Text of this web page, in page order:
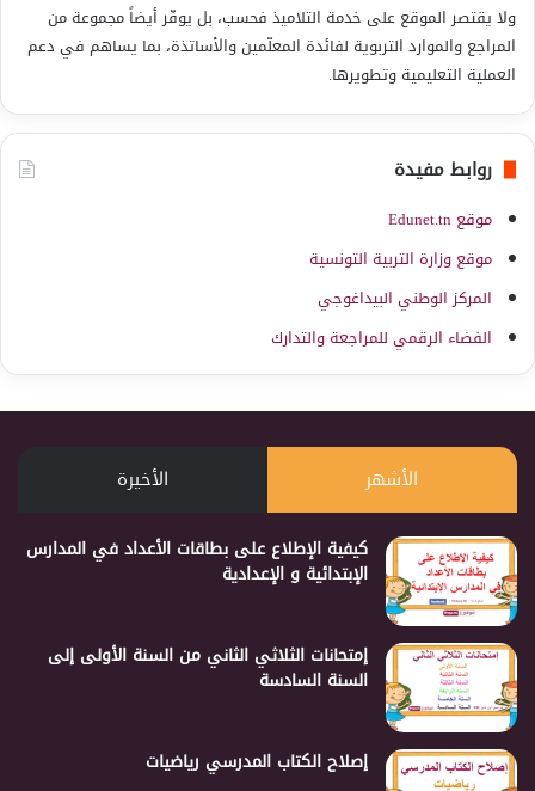
ولا يقتصر الموقع على خدمة التلاميذ فحسب، بل يوفّر أيضاً مجموعة من
المراجع والموارد التربوية لفائدة المعلّمين والأساتذة، بما يساهم في دعم
العملية التعليمية وتطويرها.
روابط مفيدة
موقع Edunet.tn
موقع وزارة التربية التونسية
المركز الوطني البيداغوجي
الفضاء الرقمي للمراجعة والتدارك
الأشهر الأخيرة
كيفية الإطلاع على بطاقات الأعداد في المدارس
الإبتدائية و الإعدادية
إمتحانات الثلاثي الثاني من السنة الأولى إلى
السنة السادسة
إصلاح الكتاب المدرسي رياضيات